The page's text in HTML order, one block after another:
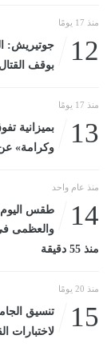
منذ 17 يومًا
12
جوتيريش:
بوقف القتال
منذ 17 يومًا
13
وكرامة» عن شهر...
منذ عام واحد
14
طقس اليوم
منذ 55 دقيقة
منذ 20 يومًا
15
لاختبارات